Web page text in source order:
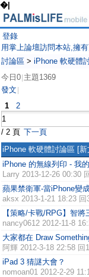
�|
登錄
用掌上論壇訪問本站,擁
討論區 > iPhone 軟硬體
今日0 主題1369
發文
1 2
/ 2 頁 下一頁
iPhone 軟硬體討論區 [
iPhone 的無線列印 - 我
Larry 2013-12-26 00:30
蘋果禁衛軍-當iPhone變
aksx 2013-1-21 18:23 回
【策略/卡戰/RPG】智
nancy0612 2012-11-8
大家都在 Draw
阿輝 2012-3-18 22:58 回1
iPad 3 猜謎大會？
nomoan01 2012-2-29